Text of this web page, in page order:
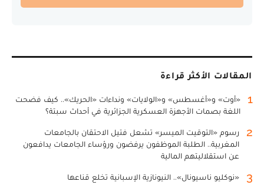
المقالات الأكثر قراءة
1
«أوت» و«أغسطس» و«الولايات» ونداءات «الحريك».. كيف فضحت
اللغة بصمات الأجهزة العسكرية الجزائرية في أحداث سبتة؟
2
رسوم «التوقيت الميسر» تشعل فتيل الاحتقان بالجامعات
المغربية.. الطلبة الموظفون يرفضون ورؤساء الجامعات يدافعون
عن استقلاليتهم المالية
3 «نوكليو ناسيونال».. النيونازية الإسبانية تخلع قناعها